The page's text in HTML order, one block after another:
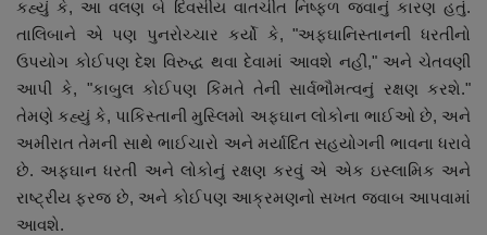
ગુનાખોરી
બોલિવૂડ
સ્વાસ્થ્ય
કહ્યું કે, આ વલણ બે દિવસીય વાતચીત નિષ્ફળ જવાનું કારણ હતું.
તાલિબાને એ પણ પુનરોચ્ચાર કર્યો કે, "અફઘાનિસ્તાનની ધરતીનો
ઉપયોગ કોઈપણ દેશ વિરુદ્ધ થવા દેવામાં આવશે નહીં," અને ચેતવણી
આપી કે, "કાબુલ કોઈપણ કિંમતે તેની સાર્વભૌમત્વનું રક્ષણ કરશે."
તેમણે કહ્યું કે, પાકિસ્તાની મુસ્લિમો અફઘાન લોકોના ભાઈઓ છે, અને
અમીરાત તેમની સાથે ભાઈચારો અને મર્યાદિત સહયોગની ભાવના ધરાવે
છે. અફઘાન ધરતી અને લોકોનું રક્ષણ કરવું એ એક ઇસ્લામિક અને
રાષ્ટ્રીય ફરજ છે, અને કોઈપણ આક્રમણનો સખત જવાબ આપવામાં
આવશે.